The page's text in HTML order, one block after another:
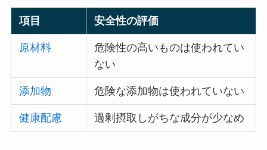
項目 安全性の評価
原材料
危険性の高いものは使われてい
ない
添加物 危険な添加物は使われていない
健康配慮 過剰摂取しがちな成分が少なめ